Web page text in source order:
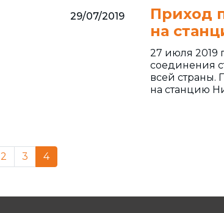
29/07/2019
Приход
на
27 июля 2019
соединения
всей страны.
на станцию
2 3 4